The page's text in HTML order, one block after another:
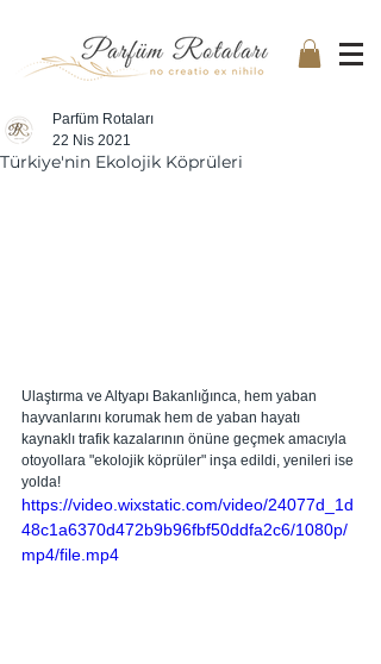
Türkiye'nin Ekolojik Köprüleri
Parfüm Rotaları
22 Nis 2021
Ulaştırma ve Altyapı Bakanlığınca, hem yaban
hayvanlarını korumak hem de yaban hayatı
kaynaklı trafik kazalarının önüne geçmek amacıyla
otoyollara "ekolojik köprüler" inşa edildi, yenileri ise
yolda!
https://video.wixstatic.com/video/24077d_1d
48c1a6370d472b9b96fbf50ddfa2c6/1080p/
mp4/file.mp4